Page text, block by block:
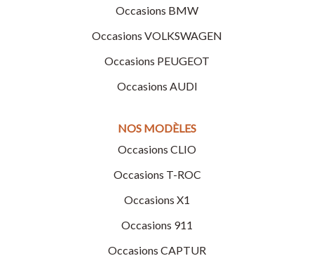
Occasions BMW
Occasions VOLKSWAGEN
Occasions PEUGEOT
Occasions AUDI
NOS MODÈLES
Occasions CLIO
Occasions T-ROC
Occasions X1
Occasions 911
Occasions CAPTUR